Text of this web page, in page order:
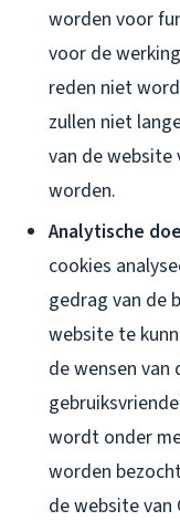
worden voor
voor de
reden niet
zullen niet
van de website
worden.
Analytische
cookies
gedrag van de
website te
de wensen van
wordt onder
worden
de website